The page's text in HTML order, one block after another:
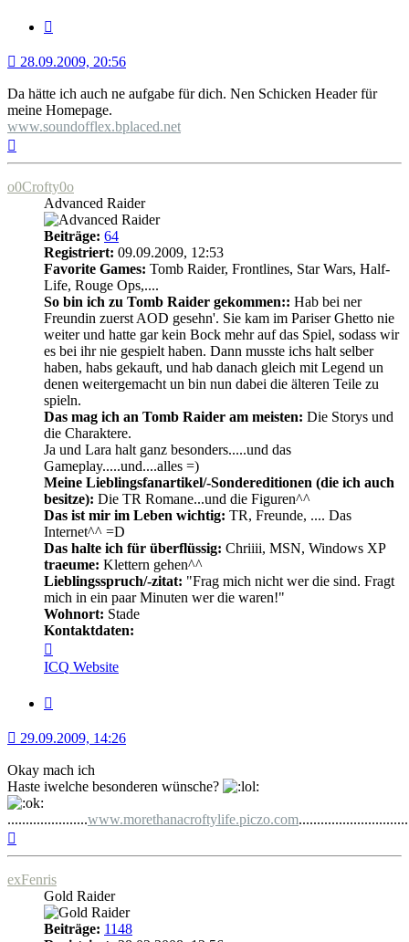
28.09.2009, 20:56
Da hätte ich auch ne aufgabe für dich. Nen Schicken Header für
meine Homepage.
www.soundofflex.bplaced.net
o0Crofty0o
Advanced Raider
Beiträge: 64
Registriert: 09.09.2009, 12:53
Favorite Games: Tomb Raider, Frontlines, Star Wars, Half-
Life, Rouge Ops,....
So bin ich zu Tomb Raider gekommen:: Hab bei ner
Freundin zuerst AOD gesehn'. Sie kam im Pariser Ghetto nie
weiter und hatte gar kein Bock mehr auf das Spiel, sodass wir
es bei ihr nie gespielt haben. Dann musste ichs halt selber
haben, habs gekauft, und hab danach gleich mit Legend un
denen weitergemacht un bin nun dabei die älteren Teile zu
spieln.
Das mag ich an Tomb Raider am meisten: Die Storys und
die Charaktere.
Ja und Lara halt ganz besonders.....und das
Gameplay.....und....alles =)
Meine Lieblingsfanartikel/-Sondereditionen (die ich auch
besitze): Die TR Romane...und die Figuren^^
Das ist mir im Leben wichtig: TR, Freunde, .... Das
Internet^^ =D
Das halte ich für überflüssig: Chriiii, MSN, Windows XP
traeume: Klettern gehen^^
Lieblingsspruch/-zitat: "Frag mich nicht wer die sind. Fragt
mich in ein paar Minuten wer die waren!"
Wohnort: Stade
Kontaktdaten:
von
o0Crofty0o
ICQ Website
29.09.2009, 14:26
Okay mach ich
Haste iwelche besonderen wünsche?
......................www.morethanacroftylife.piczo.com
exFenris
Gold Raider
Beiträge: 1148